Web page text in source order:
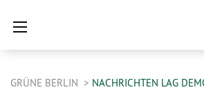
GRÜNE BERLIN NACHRICHTEN LAG